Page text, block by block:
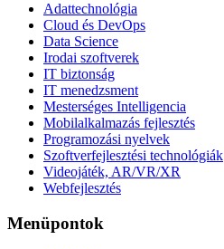
Adattechnológia
Cloud és DevOps
Data Science
Irodai szoftverek
IT biztonság
IT menedzsment
Mesterséges Intelligencia
Mobilalkalmazás fejlesztés
Programozási nyelvek
Szoftverfejlesztési technológiák
Videojáték, AR/VR/XR
Webfejlesztés
Menüpontok